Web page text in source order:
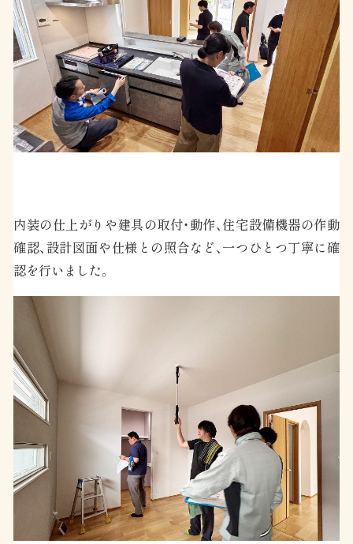
内装の仕上がりや建具の取付・動作、住宅設備機器の作動
確認、設計図面や仕様との照合など、一つひとつ丁寧に確
認を行いました。